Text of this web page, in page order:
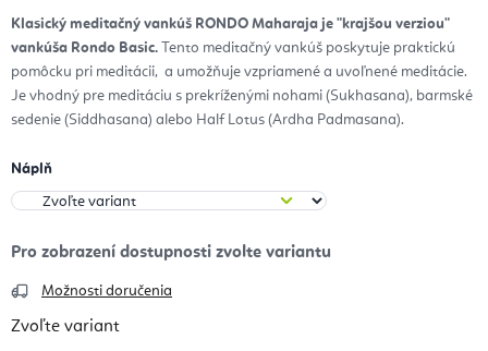
Klasický meditačný vankúš RONDO Maharaja je "krajšou verziou"
vankúša Rondo Basic.
Tento meditačný vankúš poskytuje praktickú
pomôcku pri meditácii, a umožňuje vzpriamené a uvoľnené meditácie.
Je vhodný pre meditáciu s prekríženými nohami (Sukhasana), barmské
sedenie (Siddhasana) alebo Half Lotus (Ardha Padmasana).
Náplň
Možnosti doručenia
Zvoľte variant